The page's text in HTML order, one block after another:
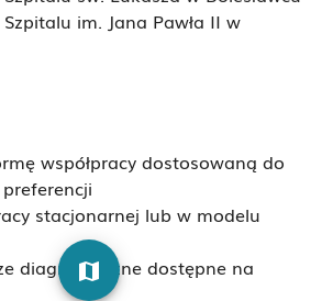
im. Jana Pawła II w
współpracy dostosowaną do
stacjonarnej lub w modelu
diagnostyczne dostępne na
map